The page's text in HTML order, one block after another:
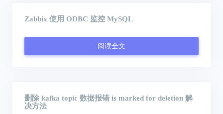
Zabbix 使用 ODBC 监控 MySQL
阅读全文
删除 kafka topic 数据报错 is marked for deletion 解
决方法